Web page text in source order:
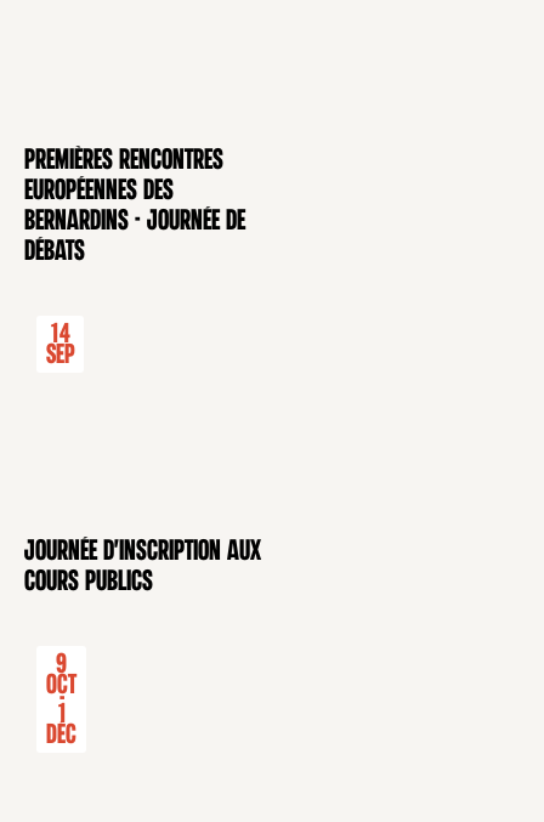
CONFÉRENCE
Premières rencontres
européennes des
Bernardins - Journée de
débats
CONFÉRENCE
14
Sep
Journée d'inscription aux
cours publics
9
Oct
-
1
Déc